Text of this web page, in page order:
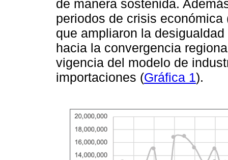
de manera sostenida.
periodos de crisis
que ampliaron la
hacia la convergencia
vigencia del modelo de
importaciones (Gráfica 1).